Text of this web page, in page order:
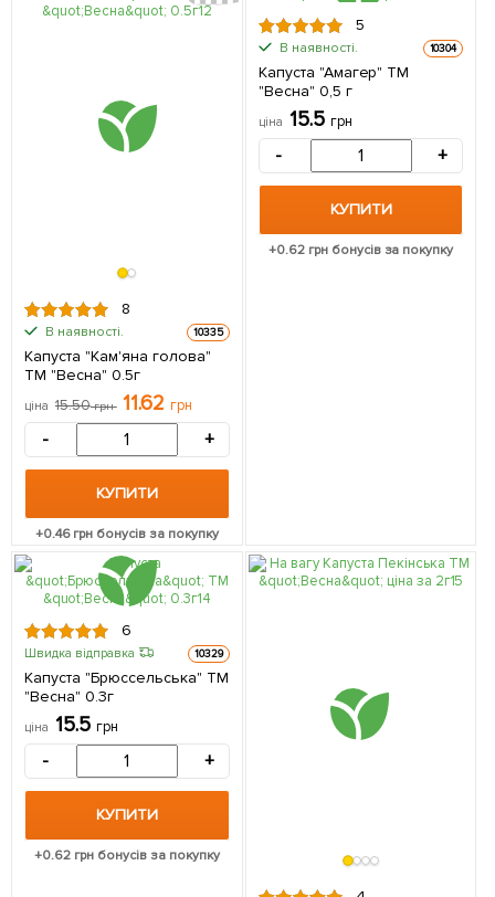
8
В наявності. 10335
Капуста "Кам'яна голова"
ТМ "Весна" 0.5г
ціна 15.50грн 11.62 грн
- +
КУПИТИ
+0.46грн бонусів за покупку
5
В наявності. 10304
Капуста "Амагер" ТМ
"Весна" 0,5 г
ціна 15.5 грн
- +
КУПИТИ
+0.62грн бонусів за покупку
6
Швидка відправка 10329
Капуста "Брюссельська" ТМ
"Весна" 0.3г
ціна 15.5 грн
- +
КУПИТИ
+0.62 грн бонусів за покупку